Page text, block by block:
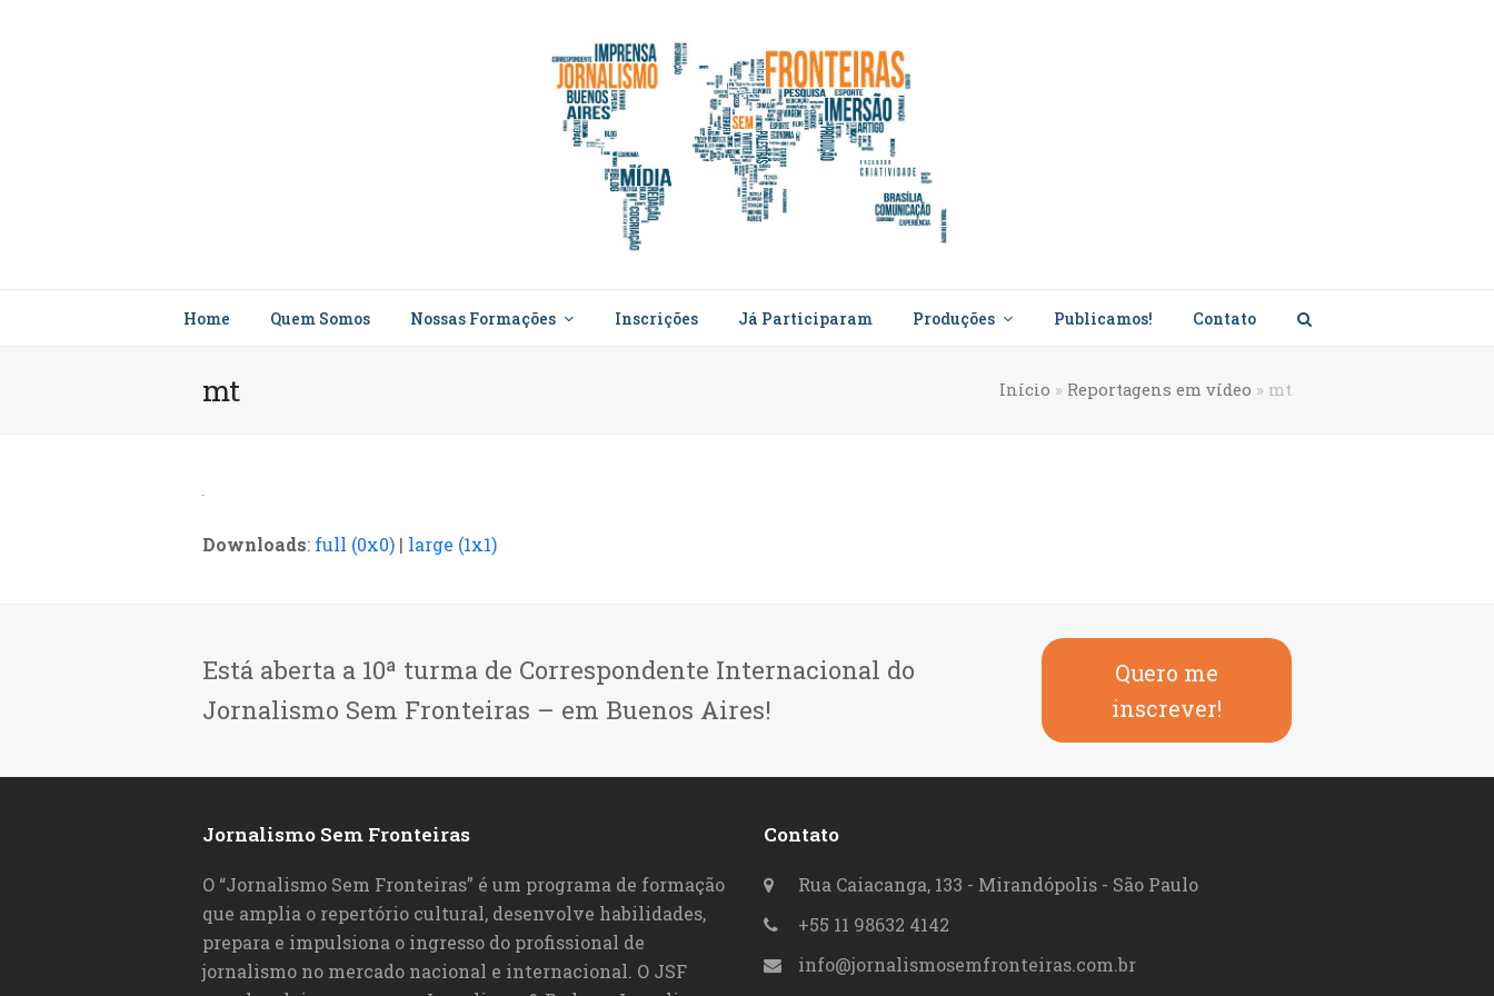
Home Quem Somos Nossas Formações Inscrições Já Participaram Produções Publicamos! Contato
mt Início » Reportagens em vídeo » mt
Downloads: full (0x0) | large (1x1)
Está aberta a 10ª turma de Correspondente Internacional do
Jornalismo Sem Fronteiras – em Buenos Aires!
Quero me
inscrever!
Jornalismo Sem Fronteiras
O “Jornalismo Sem Fronteiras” é um programa de formação
que amplia o repertório cultural, desenvolve habilidades,
prepara e impulsiona o ingresso do profissional de
jornalismo no mercado nacional e internacional. O JSF
Contato
Rua Caiacanga, 133 - Mirandópolis - São Paulo
+55 11 98632 4142
info@jornalismosemfronteiras.com.br